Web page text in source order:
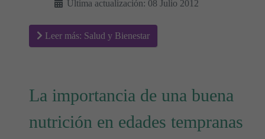
Última actualización: 08 Julio 2012
Leer más: Salud y Bienestar
La importancia de una buena
nutrición en edades tempranas